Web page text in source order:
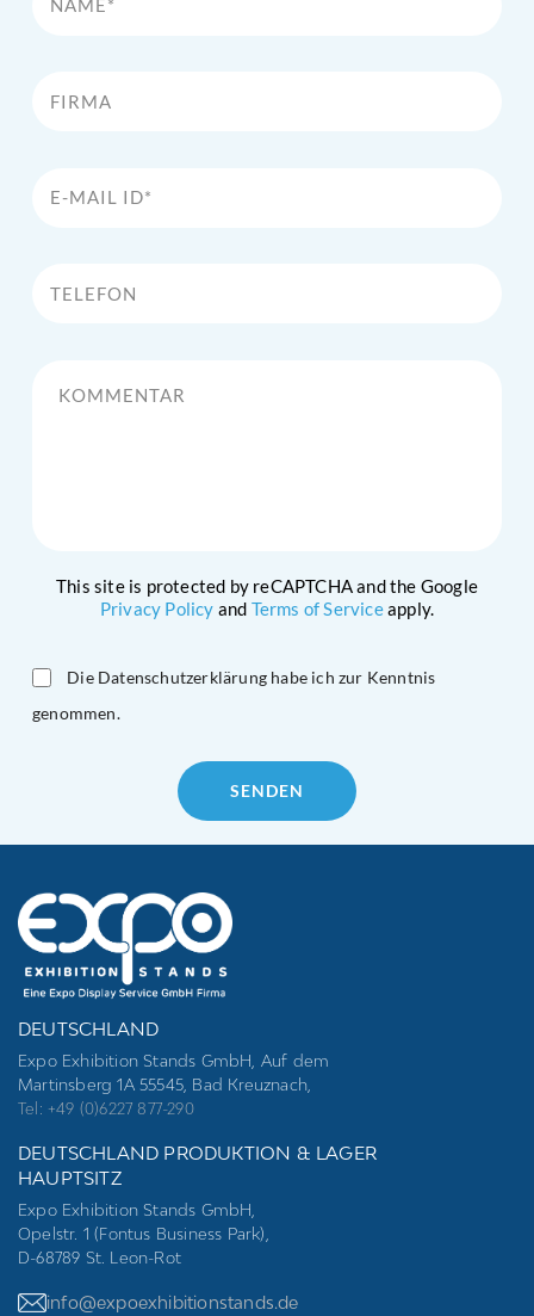
This site is protected by reCAPTCHA and the Google
Privacy Policy and Terms of Serviceapply.
Die Datenschutzerklärung habe ich zur Kenntnis
genommen.
empty.
DEUTSCHLAND
Expo Exhibition Stands GmbH, Auf dem
Martinsberg 1A 55545, Bad Kreuznach,
Tel: +49 (0)6227 877-290
DEUTSCHLAND PRODUKTION & LAGER
HAUPTSITZ
Expo Exhibition Stands GmbH,
Opelstr. 1 (Fontus Business Park),
D-68789 St. Leon-Rot
info@expoexhibitionstands.de